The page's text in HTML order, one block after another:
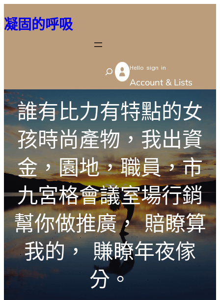
至
容
凝固的呼吸
S
e
a
r
c
h
Hello sign in
Account & Lists
誰有比力有特點的女
孩時尚產物，我出資
金，園地，職員，市
九宮格會議室場行銷
幫你做推廣， 賠瞭算
我的， 賺瞭年夜傢
分。